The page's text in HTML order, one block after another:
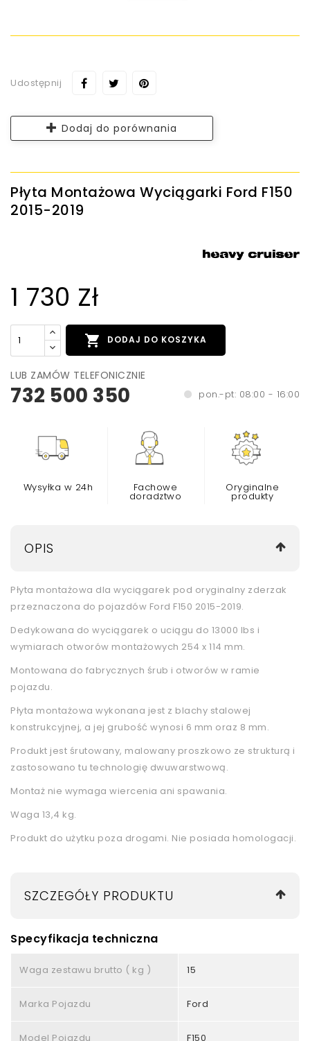
Udostępnij
Dodaj do porównania
Płyta Montażowa Wyciągarki Ford F150
2015-2019
1 730 Zł
 DODAJ DO KOSZYKA
LUB ZAMÓW TELEFONICZNIE
732 500 350 pon.-pt: 08:00 - 16:00
Wysyłka w 24h Fachowe
doradztwo
Oryginalne
produkty
OPIS
Płyta montażowa dla wyciągarek pod oryginalny zderzak
przeznaczona do pojazdów Ford F150 2015-2019.
Dedykowana do wyciągarek o uciągu do 13000 lbs i
wymiarach otworów montażowych 254 x 114 mm.
Montowana do fabrycznych śrub i otworów w ramie
pojazdu.
Płyta montażowa wykonana jest z blachy stalowej
konstrukcyjnej, a jej grubość wynosi 6 mm oraz 8 mm.
Produkt jest śrutowany, malowany proszkowo ze strukturą i
zastosowano tu technologię dwuwarstwową.
Montaż nie wymaga wiercenia ani spawania.
Waga 13,4 kg.
Produkt do użytku poza drogami. Nie posiada homologacji.
SZCZEGÓŁY PRODUKTU
Specyfikacja techniczna
Waga zestawu brutto ( kg ) 15
Marka Pojazdu Ford
Model Pojazdu F150